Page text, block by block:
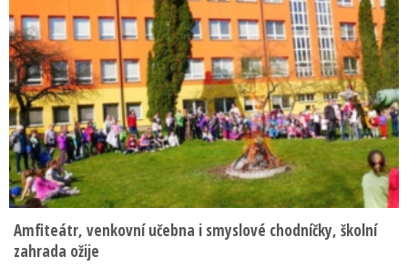
Amfiteátr, venkovní učebna i smyslové chodníčky, školní
zahrada ožije